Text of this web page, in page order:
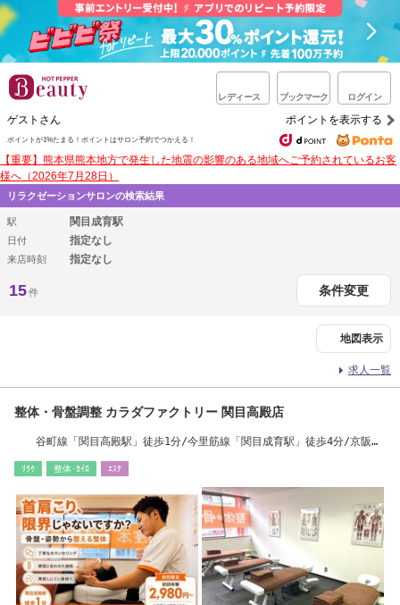
レディース ブックマーク ログイン
ゲストさん ポイントを表示する
ポイントが1%たまる！ ポイントはサロン予約でつかえる！
【重要】熊本県熊本地方で発生した地震の影響のある地域へご予約されているお客
様へ（2026年7月28日）
リラクゼーションサロンの検索結果
駅 関目成育駅
日付 指定なし
来店時刻 指定なし
15件 条件変更
地図表示
求人一覧
整体・骨盤調整 カラダファクトリー 関目高殿店
谷町線「関目高殿駅」徒歩1分/今里筋線「関目成育駅」徒歩4分/京阪
ﾘﾗｸ 整体･ｶｲﾛ ｴｽﾃ